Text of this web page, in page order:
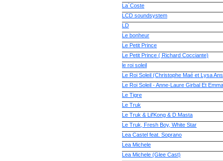
La`Coste
LCD soundsystem
LD
Le bonheur
Le Petit Prince
Le Petit Prince ( Richard Cocciante)
le roi soleil
Le Roi Soleil (Christophe Maé et Lysa
Le Roi Soleil - Anne-Laure Girbal Et
Le Tigre
Le Truk
Le Truk & Lil'Kong & D.Masta
Le Truk, Fresh Boy, White Star
Lea Castel feat. Soprano
Lea Michele
Lea Michele (Glee Cast)